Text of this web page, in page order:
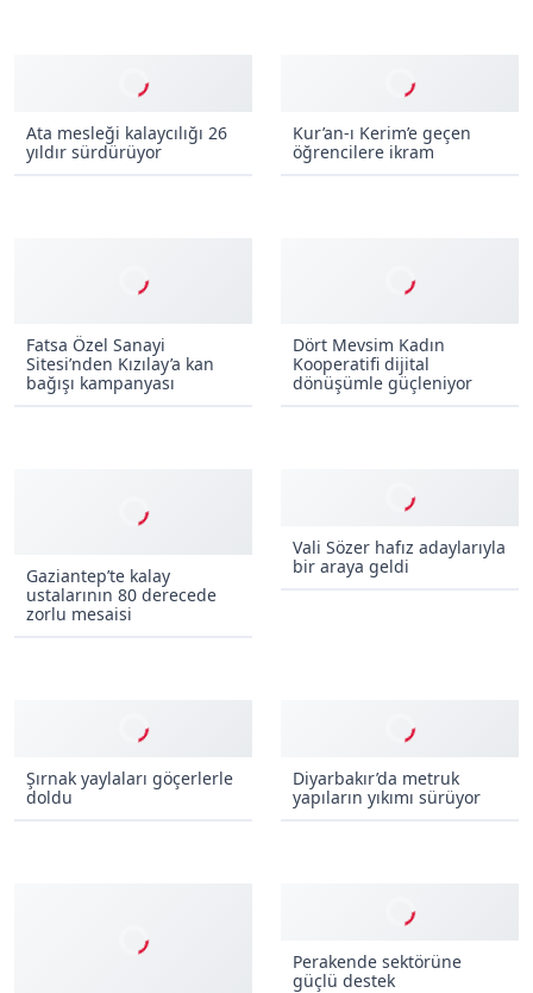
Ata mesleği kalaycılığı 26
yıldır sürdürüyor
Kur’an-ı Kerim’e geçen
öğrencilere ikram
Fatsa Özel Sanayi
Sitesi’nden Kızılay’a kan
bağışı kampanyası
Dört Mevsim Kadın
Kooperatifi dijital
dönüşümle güçleniyor
Gaziantep’te kalay
ustalarının 80 derecede
zorlu mesaisi
Vali Sözer hafız adaylarıyla
bir araya geldi
Şırnak yaylaları göçerlerle
doldu
Diyarbakır’da metruk
yapıların yıkımı sürüyor
Perakende sektörüne
güçlü destek